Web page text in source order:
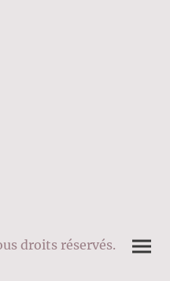
droits réservés.